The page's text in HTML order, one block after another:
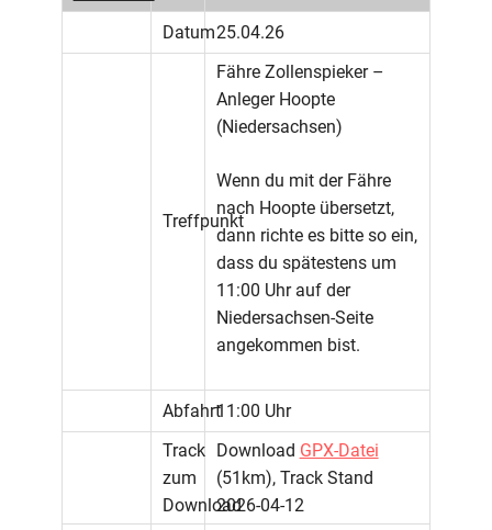
Datum25.04.26
Treffpunkt
Fähre Zollenspieker –
Anleger Hoopte
(Niedersachsen)
Wenn du mit der Fähre
nach Hoopte übersetzt,
dann richte es bitte so ein,
dass du spätestens um
11:00 Uhr auf der
Niedersachsen-Seite
angekommen bist.
Abfahrt11:00 Uhr
Track
zum
Download
Download GPX-Datei
(51km), Track Stand
2026-04-12